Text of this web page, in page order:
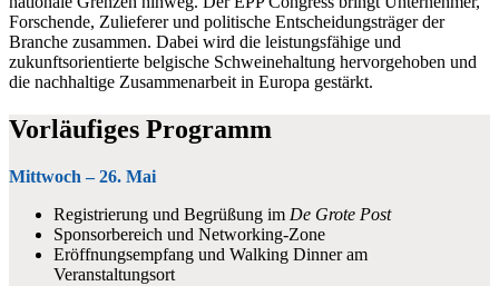
Forschende, Zulieferer und politische Entscheidungsträger der
Branche zusammen. Dabei wird die leistungsfähige und
zukunftsorientierte belgische Schweinehaltung hervorgehoben und
die nachhaltige Zusammenarbeit in Europa gestärkt.
Vorläufiges Programm
Mittwoch – 26. Mai
Registrierung und Begrüßung im De Grote Post
Sponsorbereich und Networking-Zone
Eröffnungsempfang und Walking Dinner am
Veranstaltungsort